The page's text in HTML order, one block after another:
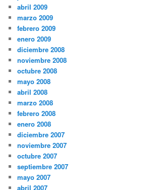
abril 2009
marzo 2009
febrero 2009
enero 2009
diciembre 2008
noviembre 2008
octubre 2008
mayo 2008
abril 2008
marzo 2008
febrero 2008
enero 2008
diciembre 2007
noviembre 2007
octubre 2007
septiembre 2007
mayo 2007
abril 2007